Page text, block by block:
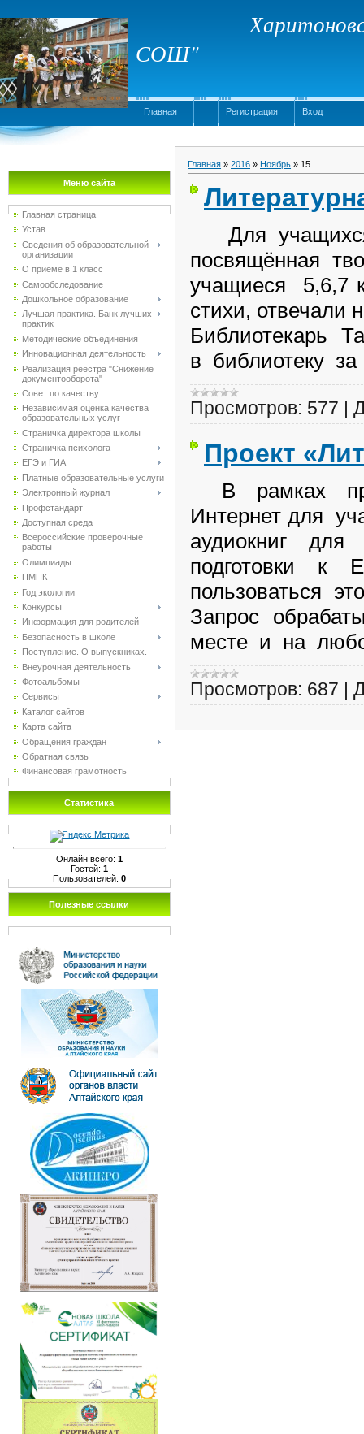
СОШ"
Главная Регистрация Вход
Меню сайта
Главная страница
Устав
Сведения об образовательной
организации
О приёме в 1 класс
Самообследование
Дошкольное образование
Лучшая практика. Банк лучших
практик
Методические объединения
Инновационная деятельность
Реализация реестра "Снижение
документооборота"
Совет по качеству
Независимая оценка качества
образовательных услуг
Страничка директора школы
Страничка психолога
ЕГЭ и ГИА
Платные образовательные услуги
Электронный журнал
Профстандарт
Доступная среда
Всероссийские проверочные
работы
Олимпиады
ПМПК
Год экологии
Конкурсы
Информация для родителей
Безопасность в школе
Поступление. О выпускниках.
Внеурочная деятельность
Фотоальбомы
Сервисы
Каталог сайтов
Карта сайта
Обращения граждан
Обратная связь
Финансовая грамотность
Статистика
Онлайн всего: 1
Гостей: 1
Пользователей: 0
Полезные ссылки
Главная » 2016 » Ноябрь » 15
Для
посвящённая
учащиеся 5,6,7
стихи, отвечали
Библиотекарь
в библиотеку
Просмотров: 577 |
Проект
В рамках
Интернет для
аудиокниг
подготовки к
пользоваться
Запрос
месте и на
Просмотров: 687 |